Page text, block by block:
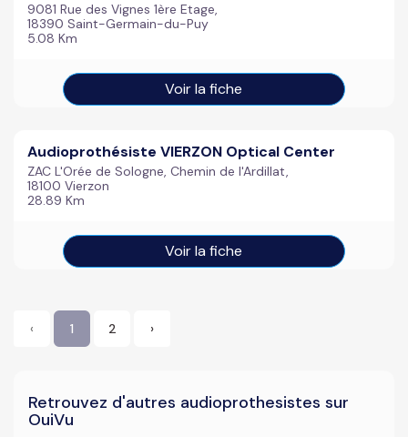
9081 Rue des Vignes 1ère Etage,
18390 Saint-Germain-du-Puy
5.08 Km
Voir la fiche
Audioprothésiste VIERZON Optical Center
ZAC L'Orée de Sologne, Chemin de l'Ardillat,
18100 Vierzon
28.89 Km
Voir la fiche
‹ 1 2 ›
Retrouvez d'autres audioprothesistes sur
OuiVu